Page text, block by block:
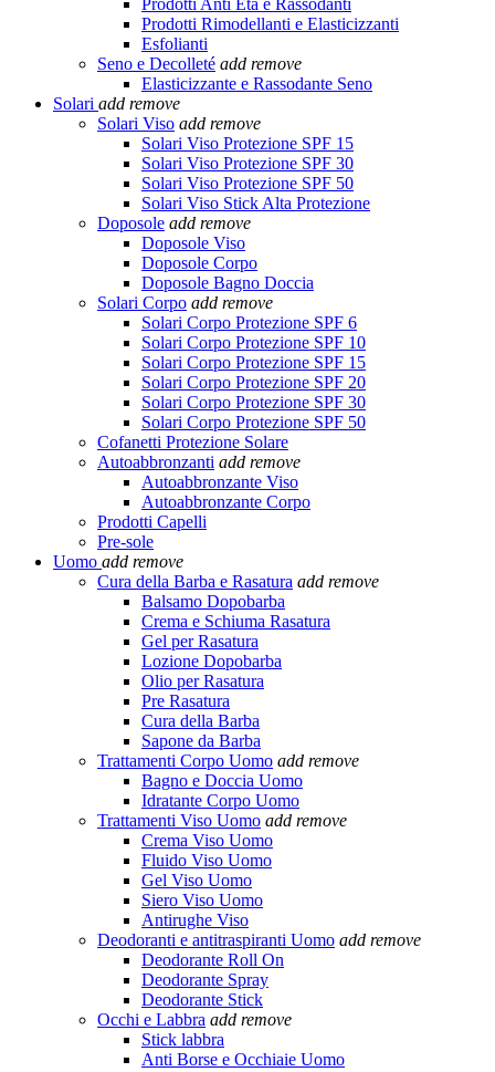
Prodotti Anti Età e Rassodanti
Prodotti Rimodellanti e Elasticizzanti
Esfolianti
Seno e Decolleté add remove
Elasticizzante e Rassodante Seno
Solari add remove
Solari Viso add remove
Solari Viso Protezione SPF 15
Solari Viso Protezione SPF 30
Solari Viso Protezione SPF 50
Solari Viso Stick Alta Protezione
Doposole add remove
Doposole Viso
Doposole Corpo
Doposole Bagno Doccia
Solari Corpo add remove
Solari Corpo Protezione SPF 6
Solari Corpo Protezione SPF 10
Solari Corpo Protezione SPF 15
Solari Corpo Protezione SPF 20
Solari Corpo Protezione SPF 30
Solari Corpo Protezione SPF 50
Cofanetti Protezione Solare
Autoabbronzanti add remove
Autoabbronzante Viso
Autoabbronzante Corpo
Prodotti Capelli
Pre-sole
Uomo add remove
Cura della Barba e Rasatura add remove
Balsamo Dopobarba
Crema e Schiuma Rasatura
Gel per Rasatura
Lozione Dopobarba
Olio per Rasatura
Pre Rasatura
Cura della Barba
Sapone da Barba
Trattamenti Corpo Uomo add remove
Bagno e Doccia Uomo
Idratante Corpo Uomo
Trattamenti Viso Uomo add remove
Crema Viso Uomo
Fluido Viso Uomo
Gel Viso Uomo
Siero Viso Uomo
Antirughe Viso
Deodoranti e antitraspiranti Uomo add remove
Deodorante Roll On
Deodorante Spray
Deodorante Stick
Occhi e Labbra add remove
Stick labbra
Anti Borse e Occhiaie Uomo